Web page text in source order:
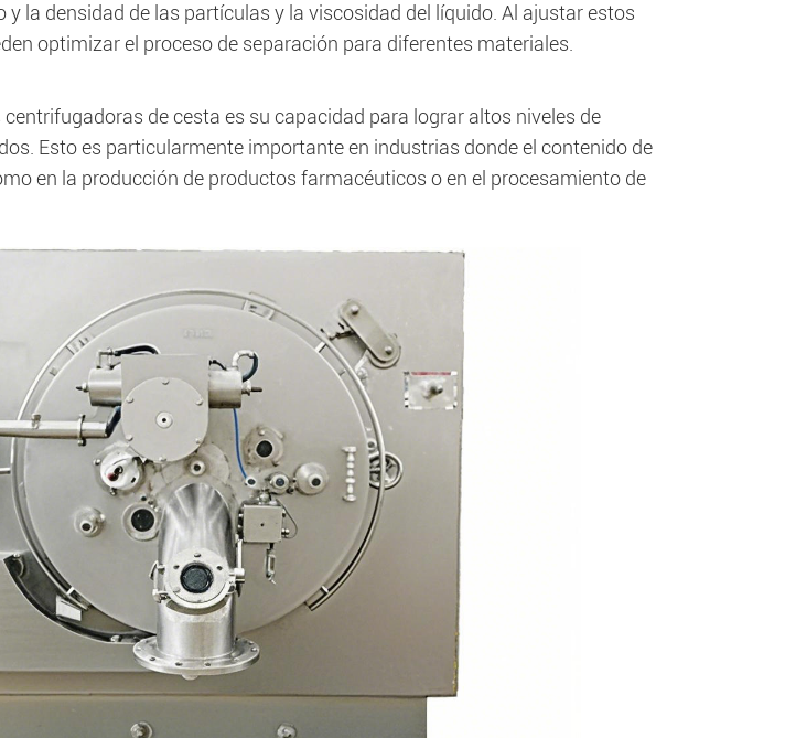
la densidad de las partículas y la viscosidad del líquido. Al ajustar estos
optimizar el proceso de separación para diferentes materiales.
de cesta es su capacidad para lograr altos niveles de
Esto es particularmente importante en industrias donde el contenido de
en la producción de productos farmacéuticos o en el procesamiento de